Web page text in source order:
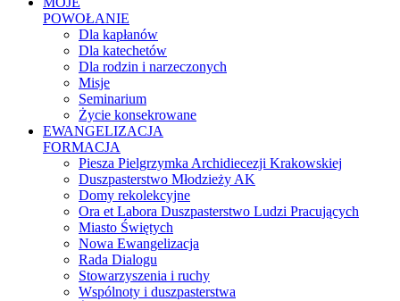
POWOŁANIE
Dla kapłanów
Dla katechetów
Dla rodzin i narzeczonych
Misje
Seminarium
Życie konsekrowane
EWANGELIZACJA
FORMACJA
Piesza Pielgrzymka Archidiecezji Krakowskiej
Duszpasterstwo Młodzieży AK
Domy rekolekcyjne
Ora et Labora Duszpasterstwo Ludzi Pracujących
Miasto Świętych
Nowa Ewangelizacja
Rada Dialogu
Stowarzyszenia i ruchy
Wspólnoty i duszpasterstwa